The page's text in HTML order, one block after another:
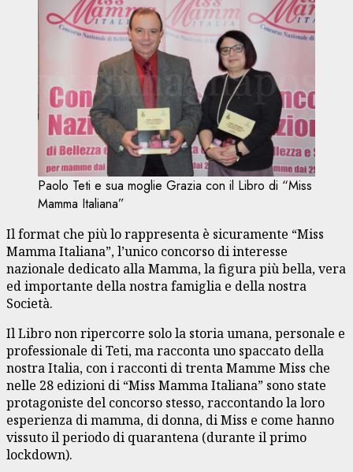
Paolo Teti e sua moglie Grazia con il Libro di “Miss
Mamma Italiana”
Il format che più lo rappresenta è sicuramente “Miss
Mamma Italiana”, l’unico concorso di interesse
nazionale dedicato alla Mamma, la figura più bella, vera
ed importante della nostra famiglia e della nostra
Società.
Il Libro non ripercorre solo la storia umana, personale e
professionale di Teti, ma racconta uno spaccato della
nostra Italia, con i racconti di trenta Mamme Miss che
nelle 28 edizioni di “Miss Mamma Italiana” sono state
protagoniste del concorso stesso, raccontando la loro
esperienza di mamma, di donna, di Miss e come hanno
vissuto il periodo di quarantena (durante il primo
lockdown).